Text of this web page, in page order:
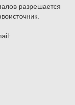
разрешается